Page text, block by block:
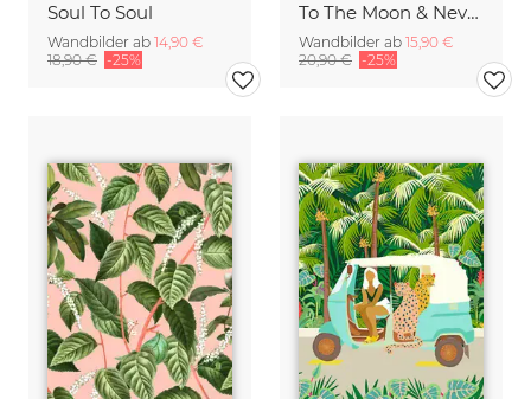
Soul To Soul
Wandbilder ab 14,90 €
18,90 € -25%
To The Moon & Never Back
Wandbilder ab 15,90 €
20,90 € -25%